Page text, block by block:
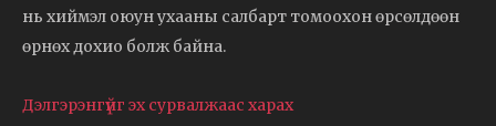
нь хиймэл оюун ухааны салбарт томоохон өрсөлдөөн
өрнөх дохио болж байна.
Дэлгэрэнгүйг эх сурвалжаас харах